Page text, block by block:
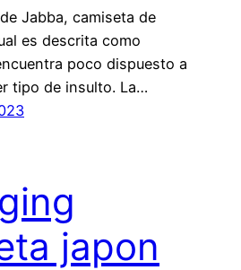
Jabba, camiseta de
es descrita como
poco dispuesto a
tipo de insulto. La…
japon